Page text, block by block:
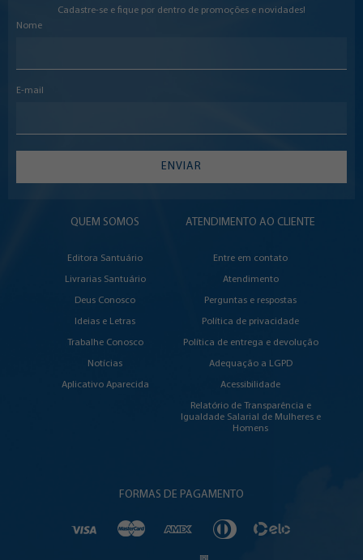
Cadastre-se e fique por dentro de promoções e novidades!
Nome
E-mail
ENVIAR
QUEM SOMOS
Editora Santuário
Livrarias Santuário
Deus Conosco
Ideias e Letras
Trabalhe Conosco
Notícias
Aplicativo Aparecida
ATENDIMENTO AO CLIENTE
Entre em contato
Atendimento
Perguntas e respostas
Política de privacidade
Política de entrega e devolução
Adequação a LGPD
Acessibilidade
Relatório de Transparência e
Igualdade Salarial de Mulheres e
Homens
FORMAS DE PAGAMENTO